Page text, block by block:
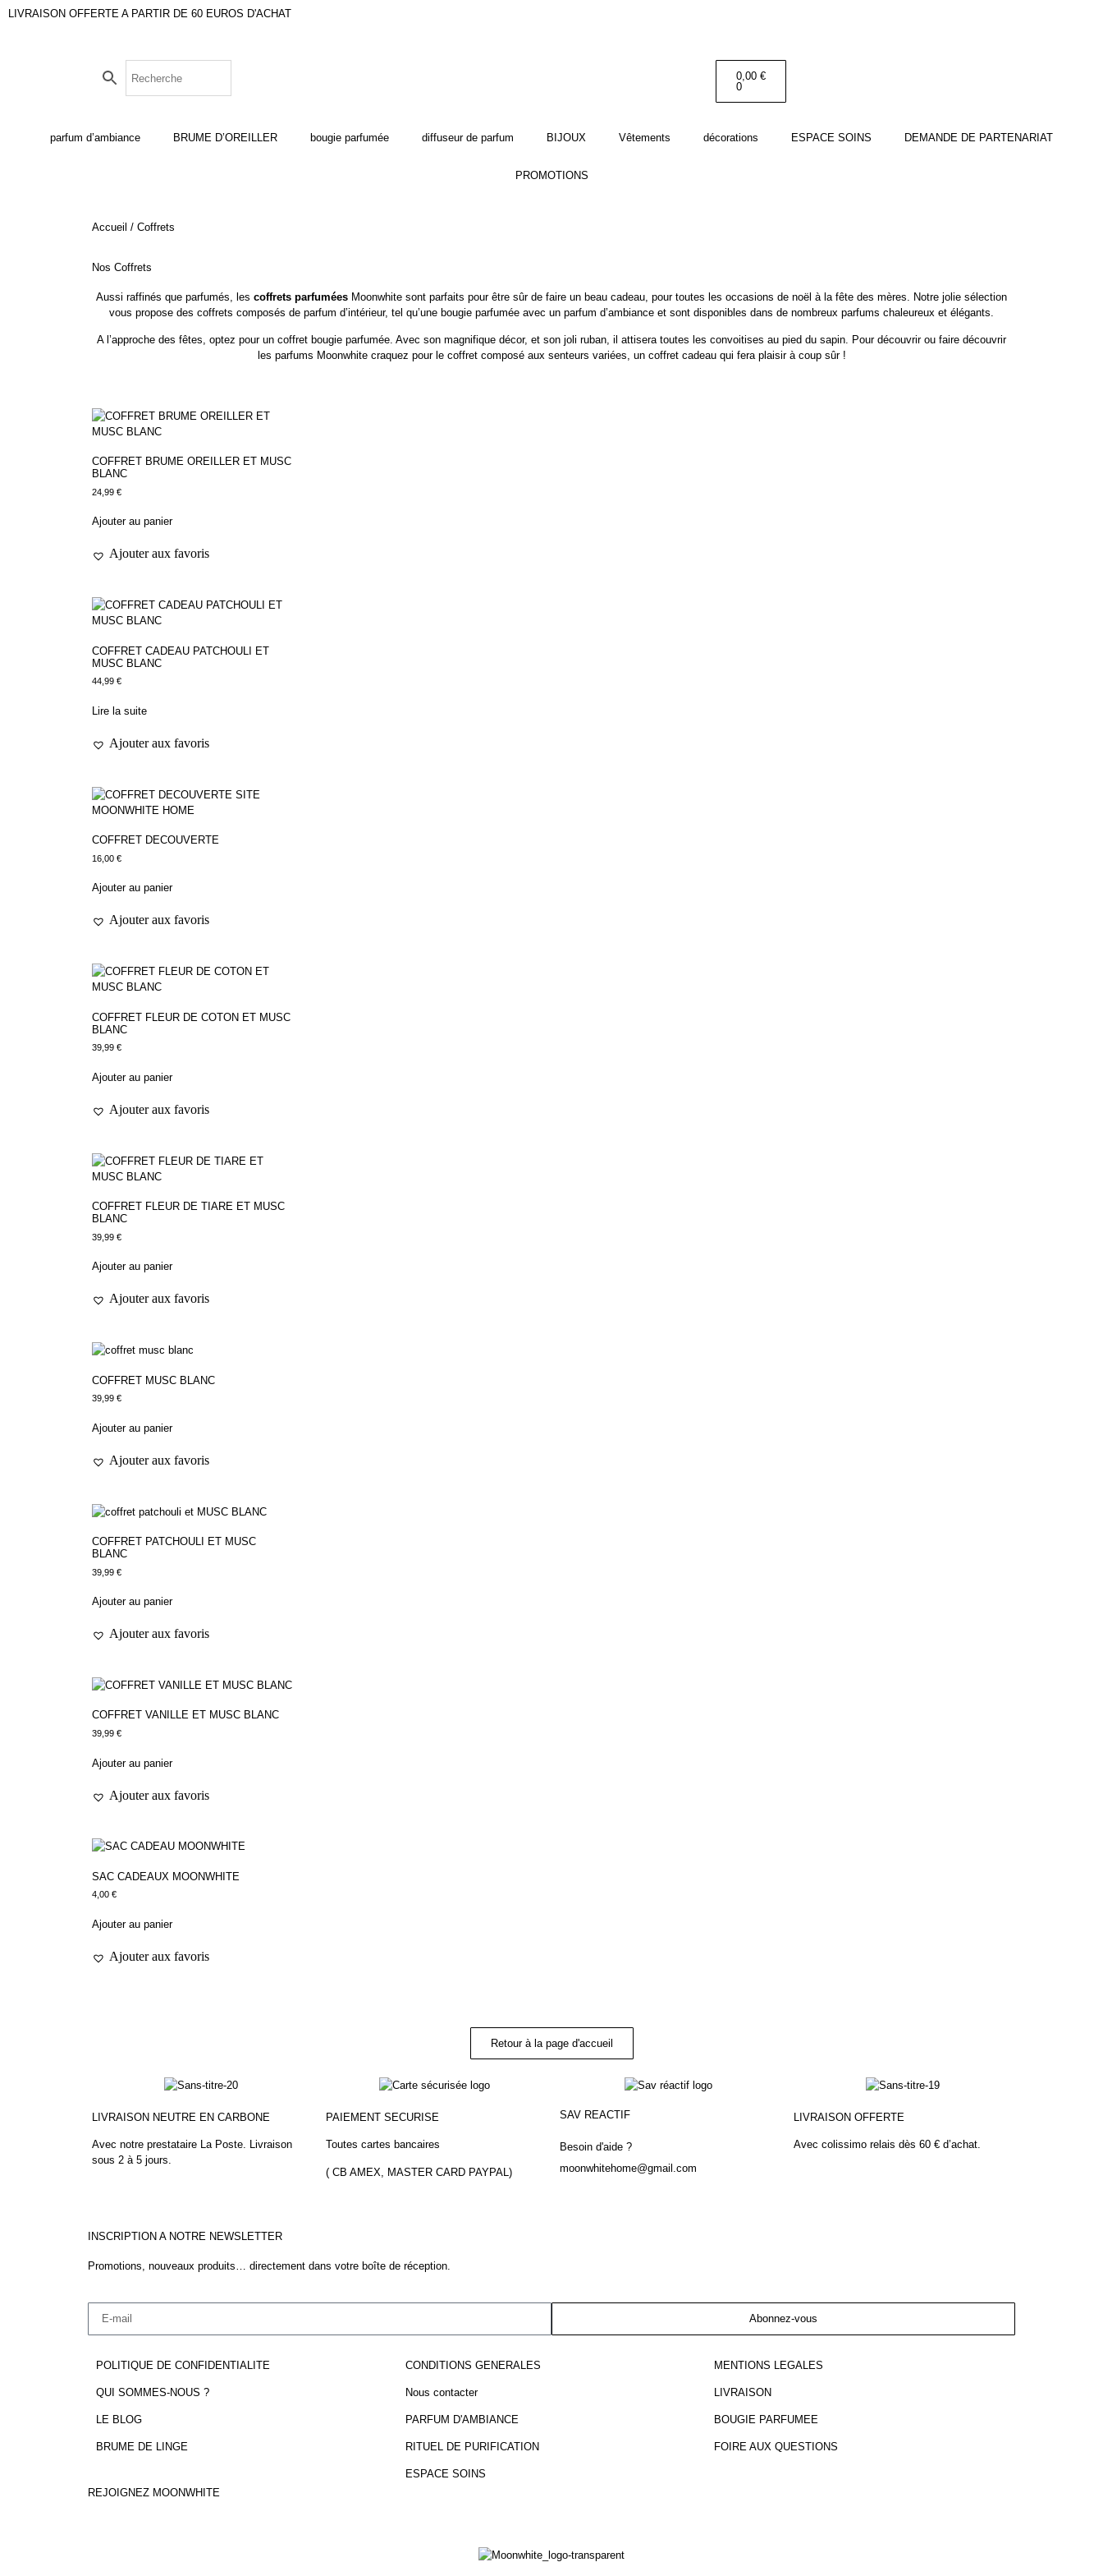
LIVRAISON OFFERTE A PARTIR DE 60 EUROS D'ACHAT
0,00 €
0
parfum d’ambiance BRUME D’OREILLER bougie parfumée diffuseur de parfum BIJOUX Vêtements décorations ESPACE SOINS DEMANDE DE PARTENARIAT
PROMOTIONS
Accueil / Coffrets
Nos Coffrets
Aussi raffinés que parfumés, les coffrets parfumées Moonwhite sont parfaits pour être sûr de faire un beau cadeau, pour toutes les occasions de noël à la fête des mères. Notre jolie sélection
vous propose des coffrets composés de parfum d’intérieur, tel qu’une bougie parfumée avec un parfum d’ambiance et sont disponibles dans de nombreux parfums chaleureux et élégants.
A l’approche des fêtes, optez pour un coffret bougie parfumée. Avec son magnifique décor, et son joli ruban, il attisera toutes les convoitises au pied du sapin. Pour découvrir ou faire découvrir
les parfums Moonwhite craquez pour le coffret composé aux senteurs variées, un coffret cadeau qui fera plaisir à coup sûr !
COFFRET BRUME OREILLER ET MUSC
BLANC
24,99 €
Ajouter au panier
Ajouter aux favoris
COFFRET CADEAU PATCHOULI ET
MUSC BLANC
44,99 €
Lire la suite
Ajouter aux favoris
COFFRET DECOUVERTE
16,00 €
Ajouter au panier
Ajouter aux favoris
COFFRET FLEUR DE COTON ET MUSC
BLANC
39,99 €
Ajouter au panier
Ajouter aux favoris
COFFRET FLEUR DE TIARE ET MUSC
BLANC
39,99 €
Ajouter au panier
Ajouter aux favoris
COFFRET MUSC BLANC
39,99 €
Ajouter au panier
Ajouter aux favoris
COFFRET PATCHOULI ET MUSC
BLANC
39,99 €
Ajouter au panier
Ajouter aux favoris
COFFRET VANILLE ET MUSC BLANC
39,99 €
Ajouter au panier
Ajouter aux favoris
SAC CADEAUX MOONWHITE
4,00 €
Ajouter au panier
Ajouter aux favoris
Retour à la page d'accueil
LIVRAISON NEUTRE EN CARBONE
Avec notre prestataire La Poste. Livraison
sous 2 à 5 jours.
PAIEMENT SECURISE
Toutes cartes bancaires
( CB AMEX, MASTER CARD PAYPAL)
SAV REACTIF
Besoin d'aide ?
moonwhitehome@gmail.com
LIVRAISON OFFERTE
Avec colissimo relais dès 60 € d’achat.
INSCRIPTION A NOTRE NEWSLETTER
Promotions, nouveaux produits… directement dans votre boîte de réception.
Abonnez-vous
POLITIQUE DE CONFIDENTIALITE CONDITIONS GENERALES MENTIONS LEGALES
QUI SOMMES-NOUS ? Nous contacter LIVRAISON
LE BLOG PARFUM D'AMBIANCE BOUGIE PARFUMEE
BRUME DE LINGE RITUEL DE PURIFICATION FOIRE AUX QUESTIONS
ESPACE SOINS
REJOIGNEZ MOONWHITE